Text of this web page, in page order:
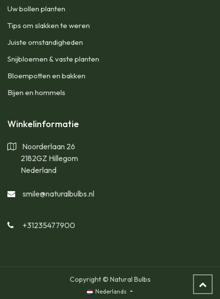
Uw bollen planten
Tips om slakken te weren
Juiste omstandigheden
Snijbloemen & vaste planten
Bloempotten en bakken
Bijen en hommels
Winkelinformatie
Noorderlaan 26
2182GZ Hillegom
Nederland
smile@naturalbulbs.nl
+31235477900
Copyright © Natural Bulbs
Nederlands